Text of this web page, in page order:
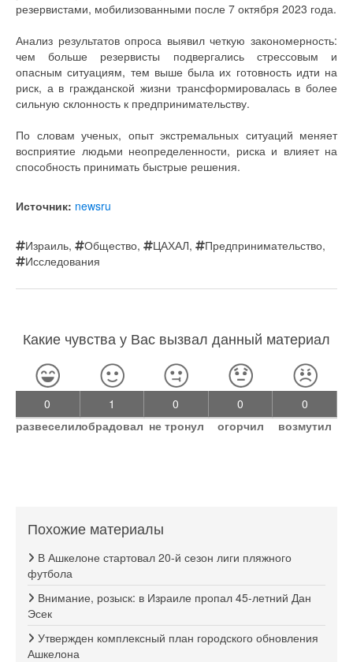
резервистами, мобилизованными после 7 октября 2023 года.
Анализ результатов опроса выявил четкую закономерность:
чем больше резервисты подвергались стрессовым и
опасным ситуациям, тем выше была их готовность идти на
риск, а в гражданской жизни трансформировалась в более
сильную склонность к предпринимательству.
По словам ученых, опыт экстремальных ситуаций меняет
восприятие людьми неопределенности, риска и влияет на
способность принимать быстрые решения.
Источник: newsru
Израиль, Общество, ЦАХАЛ, Предпринимательство,
Исследования
Какие чувства у Вас вызвал данный материал
0
развеселил
1
обрадовал
0
не тронул
0
огорчил
0
возмутил
Похожие материалы
В Ашкелоне стартовал 20-й сезон лиги пляжного
футбола
Внимание, розыск: в Израиле пропал 45-летний Дан
Эсек
Утвержден комплексный план городского обновления
Ашкелона